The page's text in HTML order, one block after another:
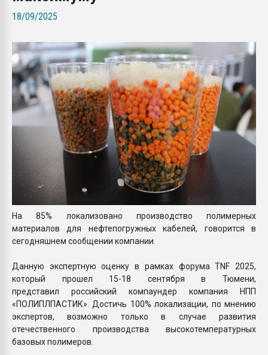
ПЕРЕЙТИ НА
18/09/2025
На 85% локализовано производство полимерных
материалов для нефтепогружных кабелей, говорится в
сегодняшнем сообщении компании.
Данную экспертную оценку в рамках форума TNF 2025,
который прошел 15-18 сентября в Тюмени,
представил российский компаундер компания НПП
«ПОЛИПЛПАСТИК». Достичь 100% локализации, по мнению
экспертов, возможно только в случае развития
отечественного производства высокотемпературных
базовых полимеров.